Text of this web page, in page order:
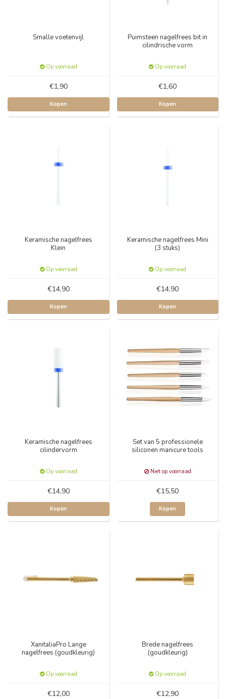
Smalle voetenvijl
Op voorraad
€1,90
Kopen
Puimsteen nagelfrees bit in
cilindrische vorm
Op voorraad
€1,60
Kopen
Keramische nagelfrees
Klein
Op voorraad
€14,90
Kopen
Keramische nagelfrees Mini
(3 stuks)
Op voorraad
€14,90
Kopen
Keramische nagelfrees
cilindervorm
Op voorraad
€14,90
Kopen
Set van 5 professionele
siliconen manicure tools
Niet op voorraad
€15,50
Kopen
XanitaliaPro Lange
nagelfrees (goudkleurig)
Op voorraad
€12,00
Brede nagelfrees
(goudkleurig)
Op voorraad
€12,90